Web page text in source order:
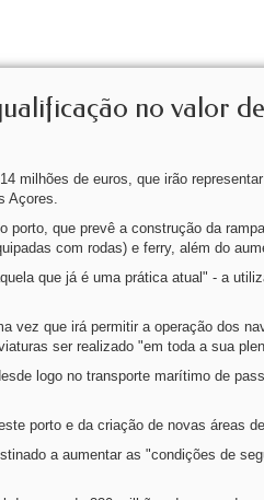
no valor
milhões de euros, que irão
Açores.
que prevê a construção da rampa
com rodas) e ferry, além do
que já é uma prática atual" - a
vez que irá permitir a operação dos
ser realizado "em toda a sua
logo no transporte marítimo de
porto e da criação de novas áreas
a aumentar as "condições de